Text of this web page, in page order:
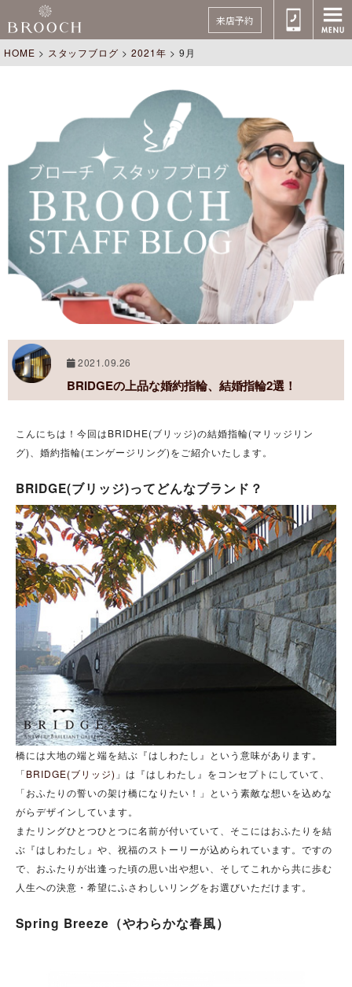
来店予約
HOME > スタッフブログ >2021年 > 9月
2021.09.26
BRIDGEの上品な婚約指輪、結婚指輪2選！
こんにちは！今回はBRIDHE(ブリッジ)の結婚指輪(マリッジリン
グ)、婚約指輪(エンゲージリング)をご紹介いたします。
BRIDGE(ブリッジ)ってどんなブランド？
橋には大地の端と端を結ぶ『はしわたし』という意味があります。
「BRIDGE(ブリッジ) 」は『はしわたし』をコンセプトにしていて、
「おふたりの誓いの架け橋になりたい！」という素敵な想いを込めな
がらデザインしています。
またリングひとつひとつに名前が付いていて、そこにはおふたりを結
ぶ『はしわたし』や、祝福のストーリーが込められています。ですの
で、おふたりが出逢った頃の思い出や想い、そしてこれから共に歩む
人生への決意・希望にふさわしいリングをお選びいただけます。
Spring Breeze（やわらかな春風）